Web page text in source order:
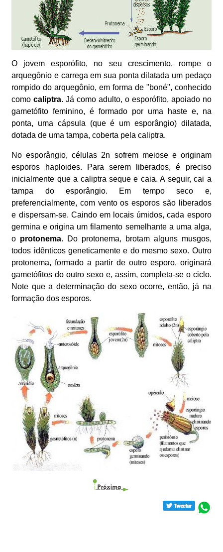
O jovem esporófito, no seu crescimento, rompe o
arquegônio e carrega em sua ponta dilatada um pedaço
rompido do arquegônio, em forma de "boné", conhecido
comocaliptra. Já como adulto, o esporófito, apoiado no
gametófito feminino, é formado por uma haste e, na
ponta, uma cápsula (que é um esporângio) dilatada,
dotada de uma tampa, coberta pela caliptra.
No esporângio, células 2n sofrem meiose e originam
esporos haploides. Para serem liberados, é preciso
inicialmente que a caliptra seque e caia. A seguir, cai a
tampa do esporângio. Em tempo seco e,
preferencialmente, com vento os esporos são liberados
e dispersam-se. Caindo em locais úmidos, cada esporo
germina e origina um filamento semelhante a uma alga,
o protonema. Do protonema, brotam alguns musgos,
todos idênticos geneticamente e do mesmo sexo. Outro
protonema, formado a partir de outro esporo, originará
gametófitos do outro sexo e, assim, completa-se o ciclo.
Note que a determinação do sexo ocorre, então, já na
formação dos esporos.